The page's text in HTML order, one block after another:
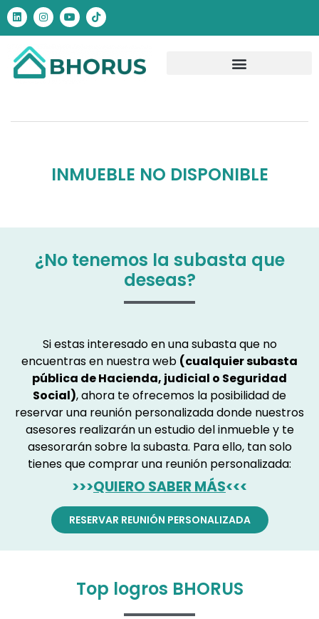
INMUEBLE NO DISPONIBLE
¿No tenemos la subasta que
deseas?
Si estas interesado en una subasta que no
encuentras en nuestra web (cualquier subasta
pública de Hacienda, judicial o Seguridad
Social), ahora te ofrecemos la posibilidad de
reservar una reunión personalizada donde nuestros
asesores realizarán un estudio del inmueble y te
asesorarán sobre la subasta. Para ello, tan solo
tienes que comprar una reunión personalizada:
>>>QUIERO SABER MÁS<<<
RESERVAR REUNIÓN PERSONALIZADA
Top logros BHORUS